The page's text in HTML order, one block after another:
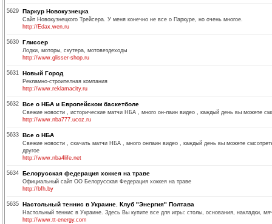
5629 Паркур Новокузнецка
Сайт Новокузнецкого Трейсера. У меня конечно не все о Паркуре, но очень многое.
http://Edax.wen.ru
5630 Глиссер
Лодки, моторы, скутера, мотовездеходы
http://www.glisser-shop.ru
5631 Новый Город
Рекламно-строителная компания
http://www.reklamacity.ru
5632 Все о НБА и Европейском баскетболе
Свежие новости , исторические матчи НБА , много он-лаин видео , каждый день вы можете
http://www.nba777.ucoz.ru
5633 Все о НБА
Свежие новости , скачать матчи НБА , много онлаин видео , каждый день вы можете
другое
http://www.nba4life.net
5634 Белорусская федерация хоккея на траве
Официальный сайт ОО Белорусская Федерация хоккея на траве
http://bfh.by
5635 Настольный теннис в Украине. Клуб "Энергия" Полтава
Настольный теннис в Украине. Здесь Вы купите все для игры: столы, основания,
http://www.tt-energy.com